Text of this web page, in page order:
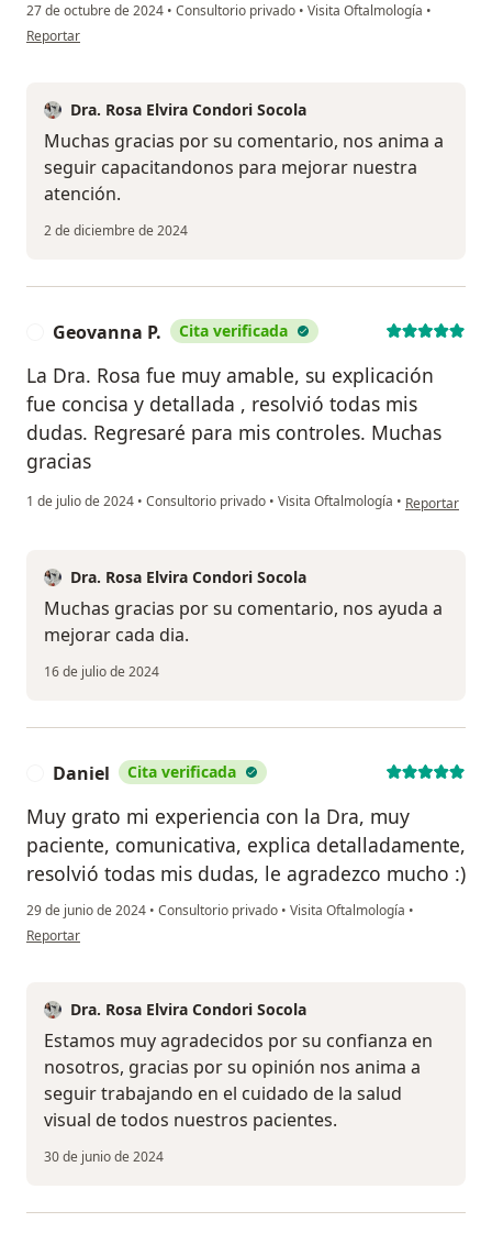
27 de octubre de 2024 • Consultorio privado • Visita Oftalmología •
en opinión del usuario Alina Nilda Ramos Arrarte de Frisancho
Reportar
Dra. Rosa Elvira Condori Socola
Muchas gracias por su comentario, nos anima a
seguir capacitandonos para mejorar nuestra
atención.
2 de diciembre de 2024
Geovanna P. Cita verificada
La Dra. Rosa fue muy amable, su explicación
fue concisa y detallada , resolvió todas mis
dudas. Regresaré para mis controles. Muchas
gracias
1 de julio de 2024 • Consultorio privado • Visita Oftalmología • en opinión
Reportar
Dra. Rosa Elvira Condori Socola
Muchas gracias por su comentario, nos ayuda a
mejorar cada dia.
16 de julio de 2024
Daniel Cita verificada
Muy grato mi experiencia con la Dra, muy
paciente, comunicativa, explica detalladamente,
resolvió todas mis dudas, le agradezco mucho :)
29 de junio de 2024 • Consultorio privado • Visita Oftalmología •
en opinión del usuario Daniel
Reportar
Dra. Rosa Elvira Condori Socola
Estamos muy agradecidos por su confianza en
nosotros, gracias por su opinión nos anima a
seguir trabajando en el cuidado de la salud
visual de todos nuestros pacientes.
30 de junio de 2024